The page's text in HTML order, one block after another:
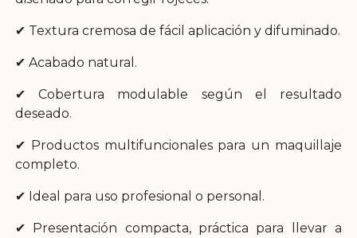
✔ Textura cremosa de fácil aplicación y difuminado.
✔ Acabado natural.
✔ Cobertura modulable según el resultado
deseado.
✔ Productos multifuncionales para un maquillaje
completo.
✔ Ideal para uso profesional o personal.
✔ Presentación compacta, práctica para llevar a